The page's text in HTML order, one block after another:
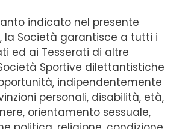
indicato nel presente
la Società garantisce a tutti i
ed ai Tesserati di altre
Sportive dilettantistiche
indipendentemente
personali, disabilità, età,
orientamento sessuale,